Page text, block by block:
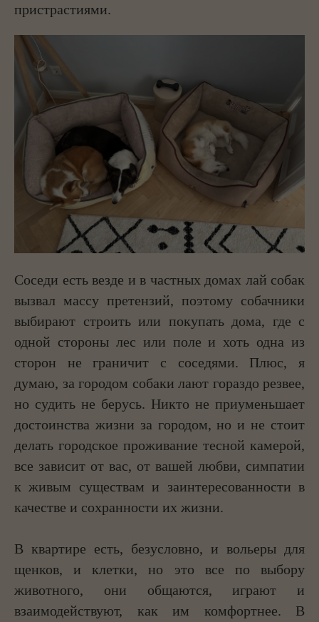
пристрастиями.
Соседи есть везде и в частных домах лай собак
вызвал массу претензий, поэтому собачники
выбирают строить или покупать дома, где с
одной стороны лес или поле и хоть одна из
сторон не граничит с соседями. Плюс, я
думаю, за городом собаки лают гораздо резвее,
но судить не берусь. Никто не приуменьшает
достоинства жизни за городом, но и не стоит
делать городское проживание тесной камерой,
все зависит от вас, от вашей любви, симпатии
к живым существам и заинтересованности в
качестве и сохранности их жизни.
В квартире есть, безусловно, и вольеры для
щенков, и клетки, но это все по выбору
животного, они общаются, играют и
взаимодействуют, как им комфортнее. В